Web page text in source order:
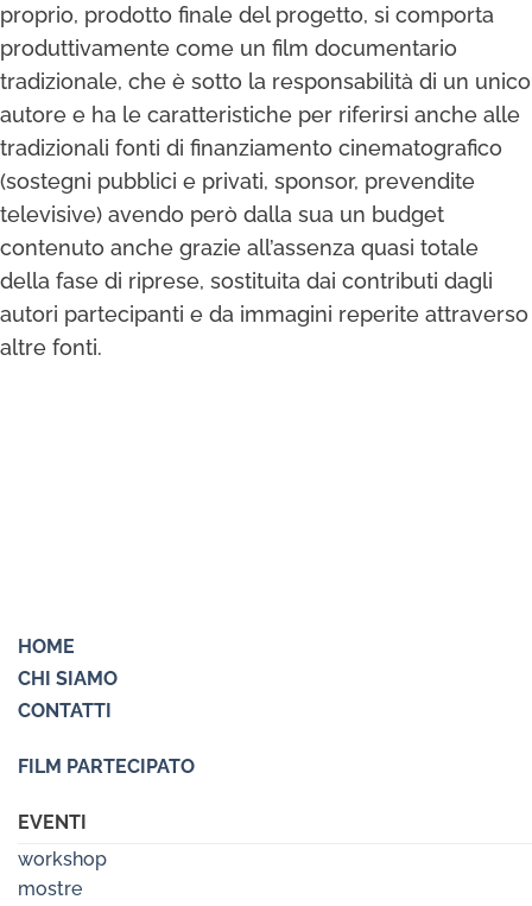
proprio, prodotto finale del progetto, si comporta
produttivamente come un film documentario
tradizionale, che è sotto la responsabilità di un unico
autore e ha le caratteristiche per riferirsi anche alle
tradizionali fonti di finanziamento cinematografico
(sostegni pubblici e privati, sponsor, prevendite
televisive) avendo però dalla sua un budget
contenuto anche grazie all’assenza quasi totale
della fase di riprese, sostituita dai contributi dagli
autori partecipanti e da immagini reperite attraverso
altre fonti.
HOME
CHI SIAMO
CONTATTI
FILM PARTECIPATO
EVENTI
workshop
mostre